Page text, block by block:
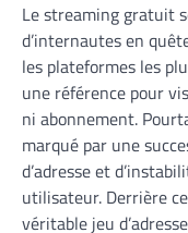
Le streaming gratuit
d’internautes en
les plateformes les
une référence pour
ni abonnement.
marqué par une
d’adresse et
utilisateur. Derrière
véritable jeu